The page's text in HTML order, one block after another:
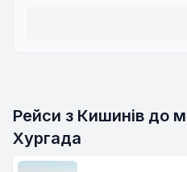
Рейси з Кишинів до
Хургада